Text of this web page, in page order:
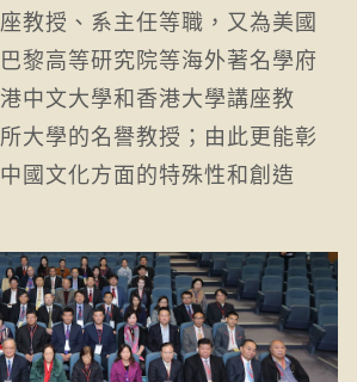
教授、系主任等職，又為美國
黎高等研究院等海外著名學府
中文大學和香港大學講座教
大學的名譽教授；由此更能彰
國文化方面的特殊性和創造